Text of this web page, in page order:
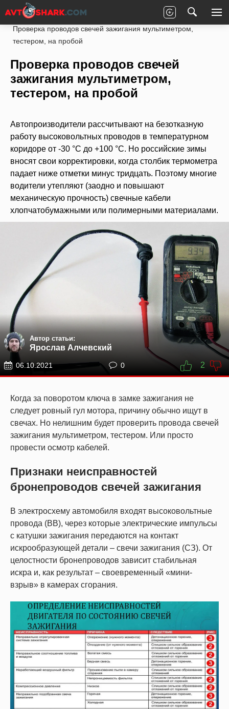
Главная Статьи
Электроника
Проверка проводов свечей зажигания мультиметром,
тестером, на пробой
Проверка проводов свечей
зажигания мультиметром,
тестером, на пробой
Автопроизводители рассчитывают на безотказную
работу высоковольтных проводов в температурном
коридоре от -30 °С до +100 °С. Но российские зимы
вносят свои корректировки, когда столбик термометра
падает ниже отметки минус тридцать. Поэтому многие
водители утепляют (заодно и повышают
механическую прочность) свечные кабели
хлопчатобумажными или полимерными материалами.
Автор статьи:
Ярослав Алчевский
06.10.2021 0 2
Когда за поворотом ключа в замке зажигания не
следует ровный гул мотора, причину обычно ищут в
свечах. Но нелишним будет проверить провода свечей
зажигания мультиметром, тестером. Или просто
провести осмотр кабелей.
Признаки неисправностей
бронепроводов свечей зажигания
В электросхему автомобиля входят высоковольтные
провода (ВВ), через которые электрические импульсы
с катушки зажигания передаются на контакт
искрообразующей детали – свечи зажигания (СЗ). От
целостности бронепроводов зависит стабильная
искра и, как результат – своевременный «мини-
взрыв» в камерах сгорания.